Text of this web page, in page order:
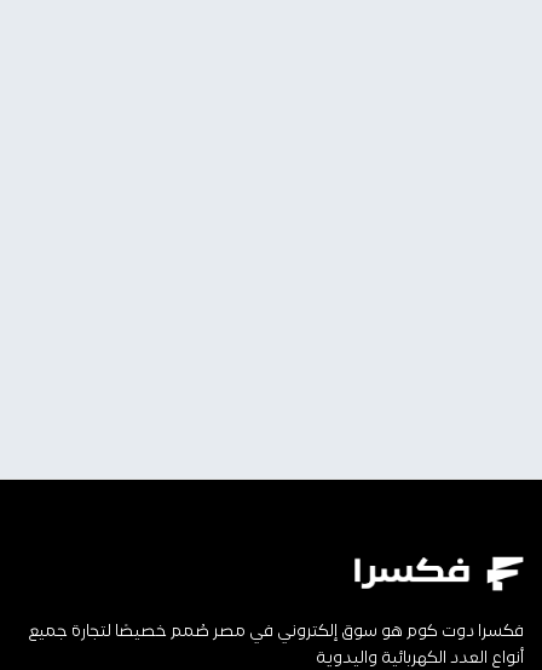
فكسرا دوت كوم هو سوق إلكتروني في مصر صُمم خصيصًا لتجارة جميع
أنواع العدد الكهربائية واليدوية